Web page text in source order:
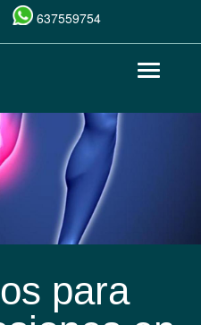
637559754
Toggle
para